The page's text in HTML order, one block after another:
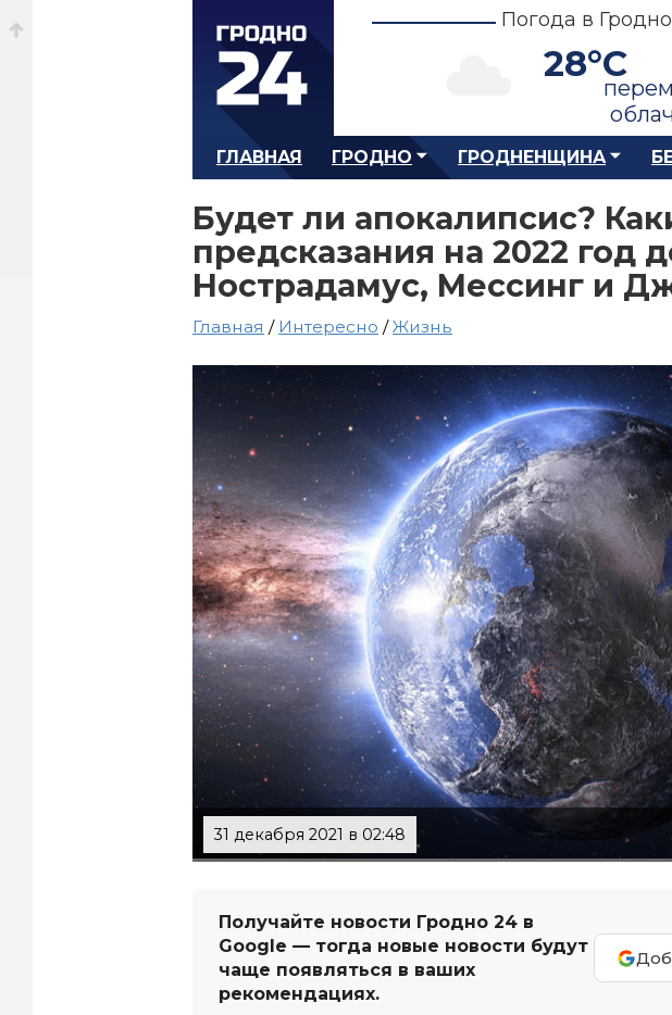
Погода в Гродно
28°C
ГЛАВНАЯ ГРОДНО ГРОДНЕНЩИНА
Будет ли апокалипсис?
предсказания на 2022 год
Нострадамус, Мессинг и
Главная / Интересно /Жизнь
31 декабря 2021 в 02:48
Получайте новости Гродно 24 в
Google — тогда новые новости будут
чаще появляться в ваших
рекомендациях.